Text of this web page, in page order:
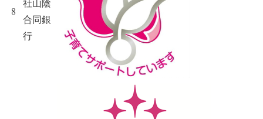
8
社山陰
合同銀
行